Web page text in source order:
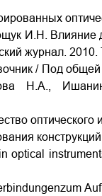
И.Н. Влияние
журнал.
/ Под
Н.А.,
optical